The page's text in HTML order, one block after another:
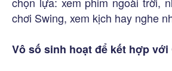
chơi Swing, xem kịch hay nghe
Vô số sinh hoạt để kết hợp với